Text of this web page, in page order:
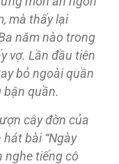
mà thấy lại
năm nào trong
vợ. Lần đầu tiên
bỏ ngoài quần
bận quần.
cây đờn của
bài “Ngày
nghe tiếng cô